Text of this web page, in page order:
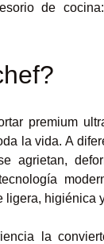
de
premium
la vida. A
agrietan,
ligera, higiénica
la